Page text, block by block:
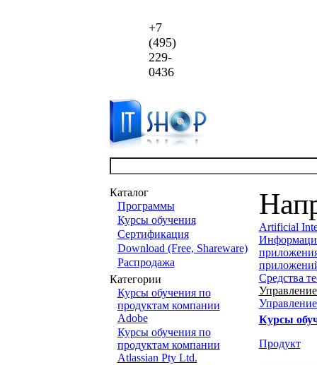
+7
(495)
229-
0436
Каталог
Программы
Курсы обучения
Сертификация
Download (Free, Shareware)
Распродажа
Категории
Курсы обучения по
продуктам компании
Adobe
Курсы обучения по
продуктам компании
Atlassian Pty Ltd.
Artificial
Средства
Курсы
Продукт